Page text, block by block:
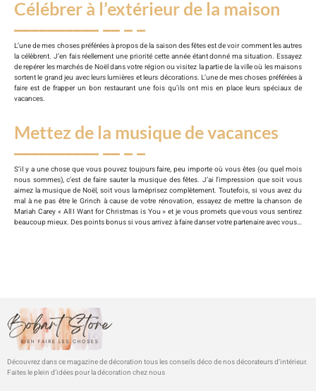
Célébrer à l’extérieur de la maison
L’une de mes choses préférées à propos de la saison des fêtes est de voir comment les autres
la célèbrent. J’en fais réellement une priorité cette année étant donné ma situation. Essayez
de repérer les marchés de Noël dans votre région ou visitez la partie de la ville où les maisons
sortent le grand jeu avec leurs lumières et leurs décorations. L’une de mes choses préférées à
faire est de frapper un bon restaurant une fois qu’ils ont mis en place leurs spéciaux de
vacances.
Mettez de la musique de vacances
S’il y a une chose que vous pouvez toujours faire, peu importe où vous êtes (ou quel mois
nous sommes), c’est de faire sauter la musique des fêtes. J’ai l’impression que soit vous
aimez la musique de Noël, soit vous la méprisez complètement. Toutefois, si vous avez du
mal à ne pas être le Grinch à cause de votre rénovation, essayez de mettre la chanson de
Mariah Carey « All I Want for Christmas is You » et je vous promets que vous vous sentirez
beaucoup mieux. Des points bonus si vous arrivez à faire danser votre partenaire avec vous…
Découvrez dans ce magazine de décoration tous les conseils déco de nos décorateurs d’intérieur.
Faites le plein d’idées pour la décoration chez nous